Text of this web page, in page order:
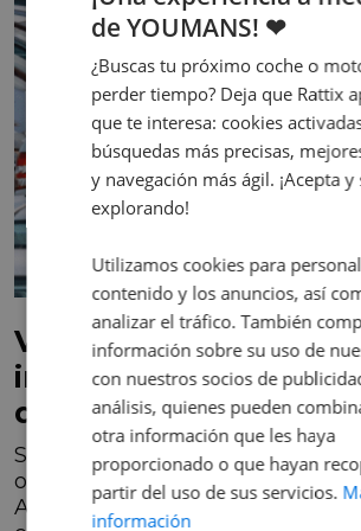
Variaciones en el
impuesto de
diferencias entre
Según un informe elaborado
organización de defensa de los
Automovilistas Europeos
de YOUMANS! ❤
¿Buscas tu próximo coche o
perder tiempo? Deja que Rattix
que te interesa: cookies
búsquedas más precisas,
y navegación más ágil. ¡Acepta y
explorando!
Utilizamos cookies para
contenido y los anuncios, así
analizar el tráfico. También
información sobre su uso de
con nuestros socios de
análisis, quienes pueden
otra información que les haya
proporcionado o que hayan
partir del uso de sus servicios.
información